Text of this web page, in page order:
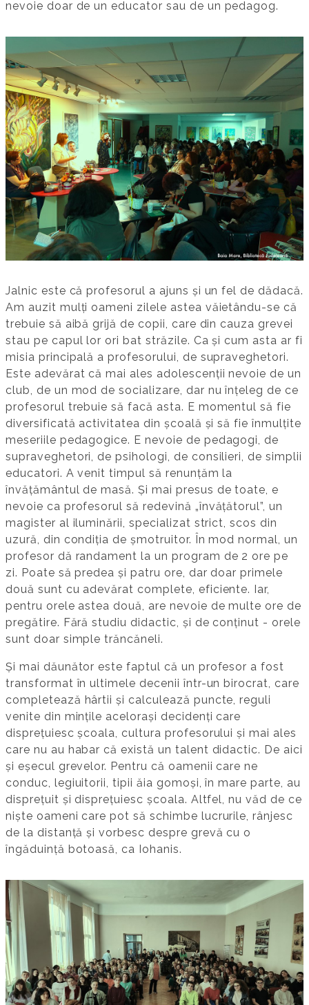
nevoie doar de un educator sau de un pedagog.
Jalnic este că profesorul a ajuns și un fel de dădacă.
Am auzit mulți oameni zilele astea văietându-se că
trebuie să aibă grijă de copii, care din cauza grevei
stau pe capul lor ori bat străzile. Ca și cum asta ar fi
misia principală a profesorului, de supraveghetori.
Este adevărat că mai ales adolescenții nevoie de un
club, de un mod de socializare, dar nu înțeleg de ce
profesorul trebuie să facă asta. E momentul să fie
diversificată activitatea din școală și să fie înmulțite
meseriile pedagogice. E nevoie de pedagogi, de
supraveghetori, de psihologi, de consilieri, de simplii
educatori. A venit timpul să renunțăm la
învățământul de masă. Și mai presus de toate, e
nevoie ca profesorul să redevină „învățătorul”, un
magister al iluminării, specializat strict, scos din
uzură, din condiția de șmotruitor. În mod normal, un
profesor dă randament la un program de 2 ore pe
zi. Poate să predea și patru ore, dar doar primele
două sunt cu adevărat complete, eficiente. Iar,
pentru orele astea două, are nevoie de multe ore de
pregătire. Fără studiu didactic, și de conținut - orele
sunt doar simple trăncăneli.
Și mai dăunător este faptul că un profesor a fost
transformat în ultimele decenii într-un birocrat, care
completează hârtii și calculează puncte, reguli
venite din mințile acelorași decidenți care
disprețuiesc școala, cultura profesorului și mai ales
care nu au habar că există un talent didactic. De aici
și eșecul grevelor. Pentru că oamenii care ne
conduc, legiuitorii, tipii ăia gomoși, în mare parte, au
disprețuit și disprețuiesc școala. Altfel, nu văd de ce
niște oameni care pot să schimbe lucrurile, rânjesc
de la distanță și vorbesc despre grevă cu o
îngăduință botoasă, ca Iohanis.